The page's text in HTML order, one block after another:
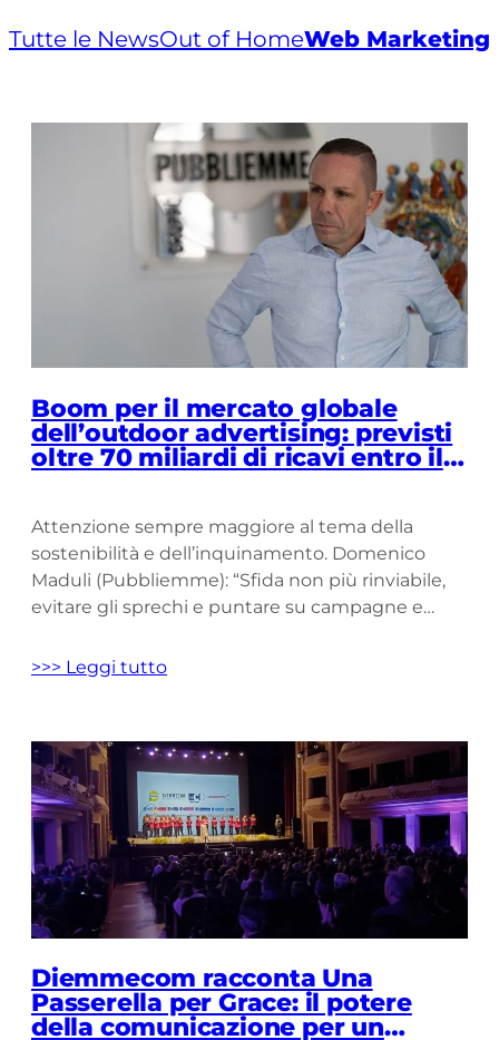
Tutte le NewsOut of HomeWeb Marketing
Boom per il mercato globale
dell’outdoor advertising: previsti
oltre 70 miliardi di ricavi entro il
Attenzione sempre maggiore al tema della
sostenibilità e dell’inquinamento. Domenico
Maduli (Pubbliemme): “Sfida non più rinviabile,
evitare gli sprechi e puntare su campagne e
oggi è tempo di occuparsi anche di ambiente, di
ormai è un dato […]
>>> Leggi tutto
Diemmecom racconta Una
Passerella per Grace: il potere
della comunicazione per un